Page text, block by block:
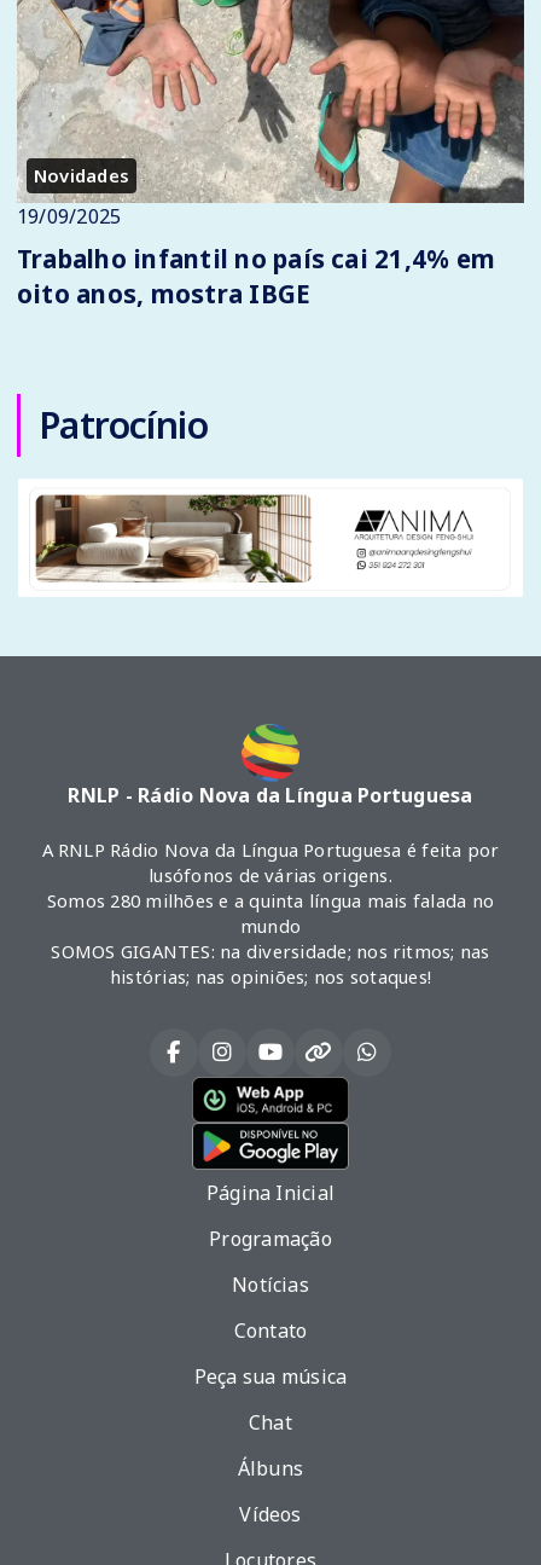
Novidades
19/09/2025
Trabalho infantil no país cai 21,4% em
oito anos, mostra IBGE
Patrocínio
RNLP - Rádio Nova da Língua Portuguesa
A RNLP Rádio Nova da Língua Portuguesa é feita por
lusófonos de várias origens.
Somos 280 milhões e a quinta língua mais falada no
mundo
SOMOS GIGANTES: na diversidade; nos ritmos; nas
histórias; nas opiniões; nos sotaques!
Página Inicial
Programação
Notícias
Contato
Peça sua música
Chat
Álbuns
Vídeos